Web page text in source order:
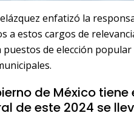
enfatizó la
a estos cargos de
de elección
de México
de este 2024 se